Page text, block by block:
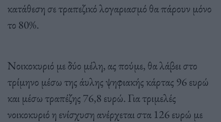
κατάθεση σε τραπεζικό λογαριασμό θα πάρουν μόνο
το 80%.
Νοικοκυριό με δύο μέλη, ας πούμε, θα λάβει στο
τρίμηνο μέσω της άυλης ψηφιακής κάρτας 96 ευρώ
και μέσω τραπέζης 76,8 ευρώ. Για τριμελές
νοικοκυριό η ενίσχυση ανέρχεται στα 126 ευρώ με